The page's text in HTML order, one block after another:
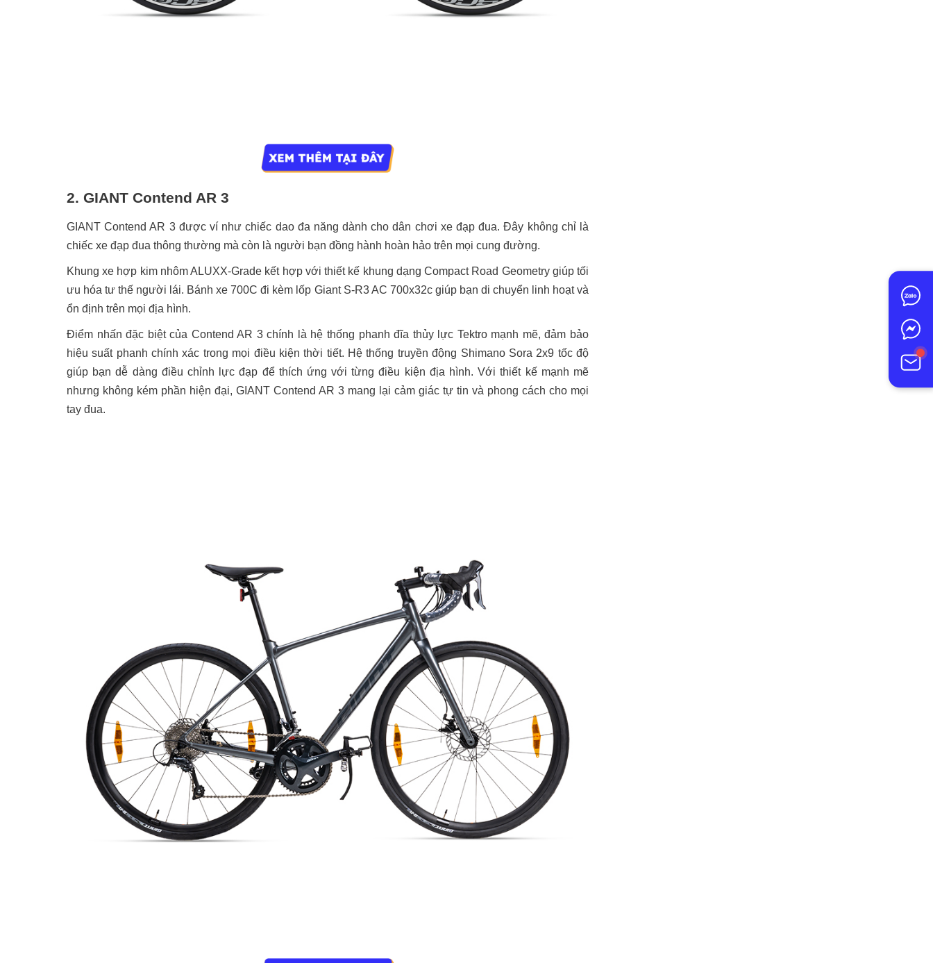
2. GIANT Contend AR 3
GIANT Contend AR 3 được ví như chiếc dao đa năng dành cho dân chơi xe đạp đua. Đây không chỉ là
chiếc xe đạp đua thông thường mà còn là người bạn đồng hành hoàn hảo trên mọi cung đường.
Khung xe hợp kim nhôm ALUXX-Grade kết hợp với thiết kế khung dạng Compact Road Geometry giúp tối
ưu hóa tư thế người lái. Bánh xe 700C đi kèm lốp Giant S-R3 AC 700x32c giúp bạn di chuyển linh hoạt và
ổn định trên mọi địa hình.
Điểm nhấn đặc biệt của Contend AR 3 chính là hệ thống phanh đĩa thủy lực Tektro mạnh mẽ, đảm bảo
hiệu suất phanh chính xác trong mọi điều kiện thời tiết. Hệ thống truyền động Shimano Sora 2x9 tốc độ
giúp bạn dễ dàng điều chỉnh lực đạp để thích ứng với từng điều kiện địa hình. Với thiết kế mạnh mẽ
nhưng không kém phần hiện đại, GIANT Contend AR 3 mang lại cảm giác tự tin và phong cách cho mọi
tay đua.